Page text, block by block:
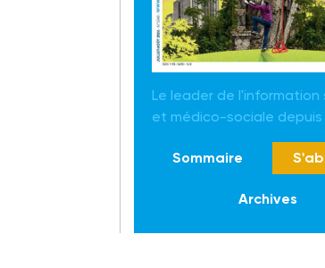
Le leader de l'information
et médico-sociale depuis
Sommaire
Archives